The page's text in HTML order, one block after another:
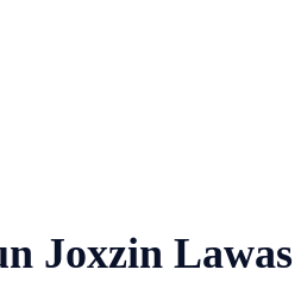
Joxzin